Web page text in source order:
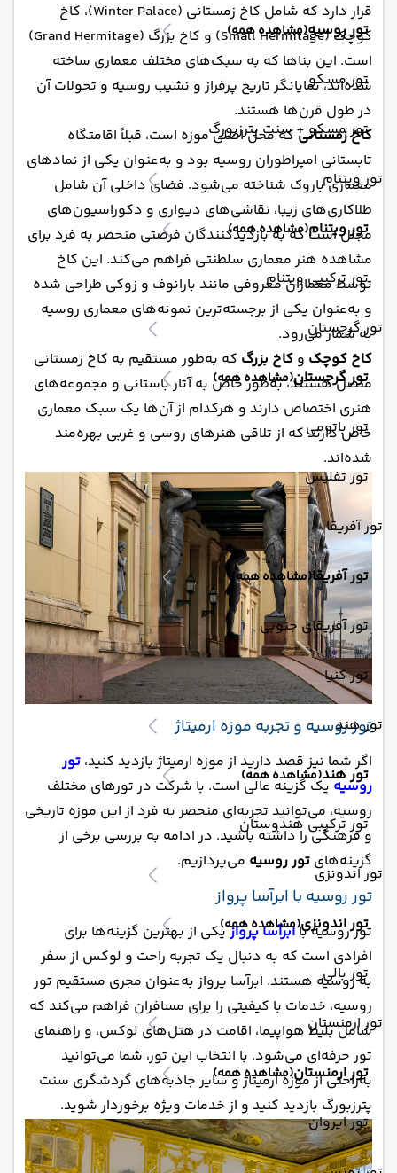
تور روسیه(مشاهده همه)
تور مسکو
تور مسکو + سنت پترزبورگ
تور ویتنام
تور ویتنام(مشاهده همه)
تور ترکیبی ویتنام
تور گرجستان
تور گرجستان(مشاهده همه)
تور باتومی
تور تفلیس
تور آفریقا
تور آفریقا(مشاهده همه)
تور آفریقای جنوبی
تور کنیا
تور هند
تور هند(مشاهده همه)
تور ترکیبی هندوستان
تور اندونزی
تور اندونزی(مشاهده همه)
تور بالی
تور ارمنستان
تور ارمنستان(مشاهده همه)
تور ایروان
قرار دارد که شامل کاخ زمستانی (Winter Palace)، کاخ
کوچک (Small Hermitage) و کاخ بزرگ (Grand Hermitage)
است. این بناها که به سبک‌های مختلف معماری ساخته
شده‌اند، نمایانگر تاریخ پرفراز و نشیب روسیه و تحولات آن
در طول قرن‌ها هستند.
کاخ زمستانیکه محل اصلی موزه است، قبلاً اقامتگاه
تابستانی امپراطوران روسیه بود و به‌عنوان یکی از نمادهای
معماری باروک شناخته می‌شود. فضای داخلی آن شامل
طلاکاری‌های زیبا، نقاشی‌های دیواری و دکوراسیون‌های
مجلل است که به بازدیدکنندگان فرصتی منحصر به فرد برای
مشاهده هنر معماری سلطنتی فراهم می‌کند. این کاخ
توسط معماران معروفی مانند بارانوف و زوکی طراحی شده
و به‌عنوان یکی از برجسته‌ترین نمونه‌های معماری روسیه
به شمار می‌رود.
کاخ کوچک و کاخ بزرگ که به‌طور مستقیم به کاخ زمستانی
متصل هستند، به‌طور خاص به آثار باستانی و مجموعه‌های
هنری اختصاص دارند و هرکدام از آن‌ها یک سبک معماری
خاص دارند که از تلاقی هنرهای روسی و غربی بهره‌مند
شده‌اند.
تور روسیه و تجربه موزه ارمیتاژ
اگر شما نیز قصد دارید از موزه ارمیتاژ بازدید کنید، تور
روسیه یک گزینه عالی است. با شرکت در تورهای مختلف
روسیه، می‌توانید تجربه‌ای منحصر به فرد از این موزه تاریخی
و فرهنگی را داشته باشید. در ادامه به بررسی برخی از
گزینه‌های تور روسیه می‌پردازیم.
تور روسیه با ابرآسا پرواز
تور روسیه باابرآسا پروازیکی از بهترین گزینه‌ها برای
افرادی است که به دنبال یک تجربه راحت و لوکس از سفر
به روسیه هستند. ابرآسا پرواز به‌عنوان مجری مستقیم تور
روسیه، خدمات با کیفیتی را برای مسافران فراهم می‌کند که
شامل بلیط هواپیما، اقامت در هتل‌های لوکس، و راهنمای
تور حرفه‌ای می‌شود. با انتخاب این تور، شما می‌توانید
به‌راحتی از موزه ارمیتاژ و سایر جاذبه‌های گردشگری سنت
پترزبورگ بازدید کنید و از خدمات ویژه برخوردار شوید.